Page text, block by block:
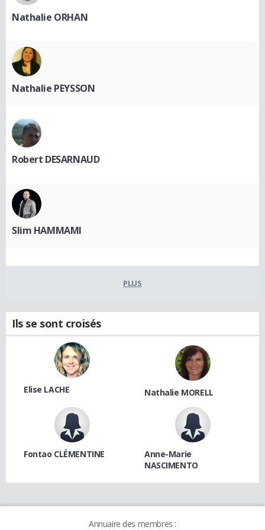
Nathalie ORHAN
Nathalie PEYSSON
Robert DESARNAUD
Slim HAMMAMI
PLUS
Ils se sont croisés
Elise LACHE Nathalie MORELL
Fontao CLÉMENTINE
Anne-Marie
NASCIMENTO
Annuaire des membres :